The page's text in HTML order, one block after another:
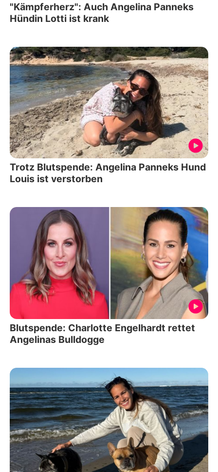
"Kämpferherz": Auch Angelina Panneks
Hündin Lotti ist krank
Trotz Blutspende: Angelina Panneks Hund
Louis ist verstorben
Blutspende: Charlotte Engelhardt rettet
Angelinas Bulldogge